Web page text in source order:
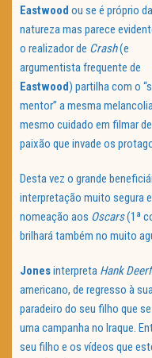
Eastwood ou se é próprio
natureza mas parece
o realizador de Crash(e
argumentista frequente de
Eastwood) partilha com o
mentor” a mesma
mesmo cuidado em filmar
paixão que invade os
Desta vez o grande
interpretação muito segura
nomeação aos Oscars(1ª
brilhará também no muito
Jonesinterpreta Hank
americano, de regresso à
paradeiro do seu filho que
uma campanha no Iraque.
seu filho e os vídeos que